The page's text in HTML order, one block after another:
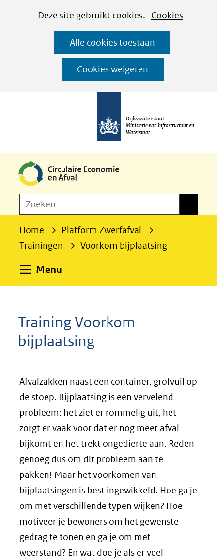
CookiesDeze site gebruikt cookies. Cookies
worden
toegestaan
geweigerd.
Alle cookies toestaan
Cookies weigeren
Ga
naar
de
inhoud
Rijkswaterstaat
Ministerie van Infrastructuur en
Waterstaat
o
Zoeken
Home
Platform Zwerfafval
Trainingen
Voorkom bijplaatsing
Menu
Training Voorkom
bijplaatsing
Afvalzakken naast een container, grofvuil op
de stoep. Bijplaatsing is een vervelend
probleem: het ziet er rommelig uit, het
zorgt er vaak voor dat er nog meer afval
bijkomt en het trekt ongedierte aan. Reden
genoeg dus om dit probleem aan te
pakken! Maar het voorkomen van
bijplaatsingen is best ingewikkeld. Hoe ga je
om met verschillende typen wijken? Hoe
motiveer je bewoners om het gewenste
gedrag te tonen en ga je om met
weerstand? En wat doe je als er veel